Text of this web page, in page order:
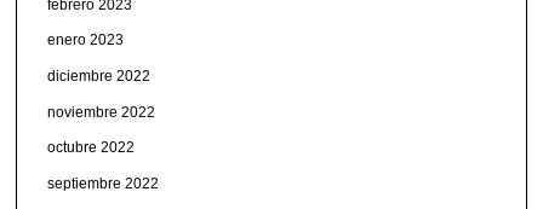
febrero 2023
enero 2023
diciembre 2022
noviembre 2022
octubre 2022
septiembre 2022